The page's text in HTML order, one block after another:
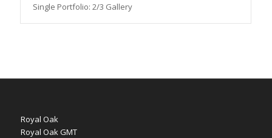
Single Portfolio: 2/3 Gallery
Royal Oak
Royal Oak GMT